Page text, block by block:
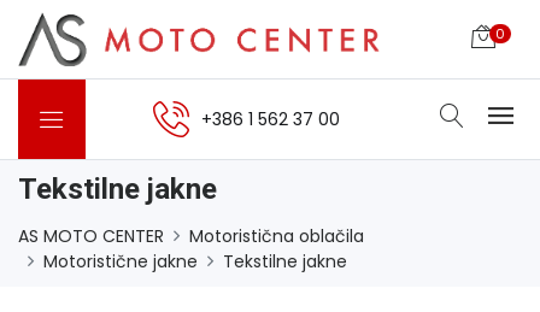
0
+386 1 562 37 00
Tekstilne jakne
AS MOTO CENTER
Motoristična oblačila
Motoristične jakne
Tekstilne jakne